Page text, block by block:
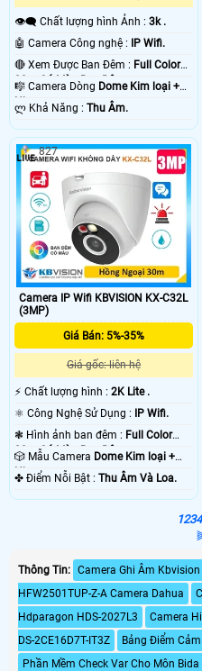
👁️‍🗨 Chất lượng hình Ảnh : 3k .
🤖️ Camera Công nghệ :
IP Wifi.
🔴 Xem Được Ban Đêm : Full Color
30m Có Màu Ban Ðêm.
🎼️ Camera Dòng Dome Kim loại +
Nhựa.
️ლ Khả Năng : Thu Âm.
Camera IP Wifi KBVISION KX-C32L
(3MP)
Giá Bán: 5%-35%
Giá gốc: liên hệ
️⚡ Chất lượng hình : 2K Lite .
⚛️ Công Nghệ Sử Dụng : IP Wifi.
❃ Hình ảnh ban đêm : Full Color
30m Có Màu Ban Ðêm.
🎲 Mẫu Camera Dome Kim loại +
Nhựa.
️✤ Điểm Nỗi Bật : Thu Âm Và Loa.
827
1234
Thông Tin: Camera Ghi Âm Kbvision
HFW2501TUP-Z-A Camera Dahua
Hdparagon HDS-2027L3
Camera
DS-2CE16D7T-IT3Z
Bảng Điểm
Phần Mềm Check Var Cho Môn Bida